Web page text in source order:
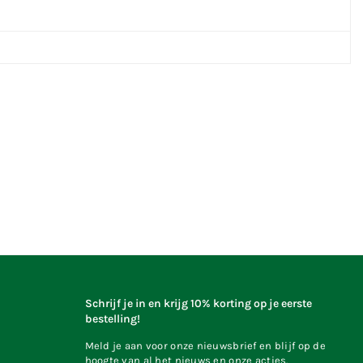
Schrijf je in en krijg 10% korting op je eerste
bestelling!
Meld je aan voor onze nieuwsbrief en blijf op de
hoogte van al het nieuws en onze acties.